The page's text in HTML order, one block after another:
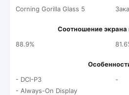
Corning Gorilla Glass 5
Соотношение экрана
88.9%
- DCI-P3
- Always-On Display
-